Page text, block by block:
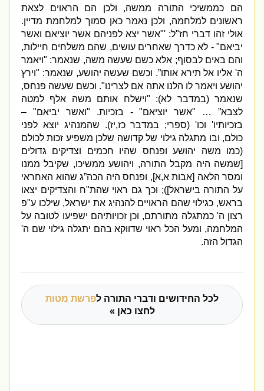
הם כממשיכי התורה ממשה,ולכן הם הראוים לצאת
ראשונים למלחמה,ולכן נאמר כאן סמוך למלחמת מדיין.
אולי זהו דברי חז "ל: '" אשר יצא לפניהם אשר יוציאם ואשר
יביאם" -לא כדרך שאחרים עושים,שהם משלחים חיילות,
והם באים לבסוף;אלא כשם שעשה משה,שנאמר: "ויאמר
'אליו אל תירא אותו”.וכשם שעשה יהושע,שנאמר: "וירץ
יהושע ויאמר לו הלנו אתה אם לצרינו".וכשם שעשה פנחס,
שנאמר(במדבר לא): " וישלח אותם משה אלף למטה
לצבא” …" אשר יוציאם" -בזכיות. " ואשר יביאם" –
בזכיותיו'וכו ' (ספרי;במדבר כז ,יז).שהמנהיג יוצא לפני
כולם,ובו מתגלה גילוי של קדושה שלכן משפיע זכות לכולם
כמו משה יהושע ופנחס שהיו חכמים וצדיקים גדולים
שמשה היה מקבל התורה,ויהושע ממשיכו,שקיבל ממנו
ומסר הלאה[אבות א, א],ופנחס היה הכה”ג שהוא האחראי
על התורה בישראל]);וכך גם ראוי שהת"ח והצדיקים יצאו
בראש,כגילוי שהם הראויים להנהיג את ישראל,שילכו ע פ
רצון ה 'כמתגלה מתורתם,וכן זכויותיהם ישפיעו לטובה על
המלחמה,ומעל הכל ראוי שדווקא בהם יתגלה גילוי שם ה
הגדול הזה.
לכל החידושים ודברי התורה לפרשת מטות
לחצו כאן »